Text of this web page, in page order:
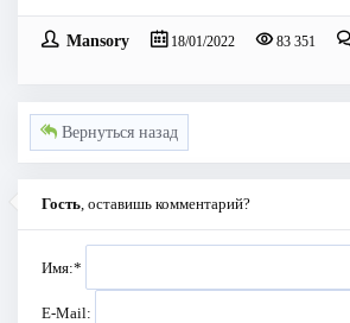
Mansory 18/01/2022 83 351
Вернуться назад
Гость, оставишь комментарий?
Имя:*
E-Mail: